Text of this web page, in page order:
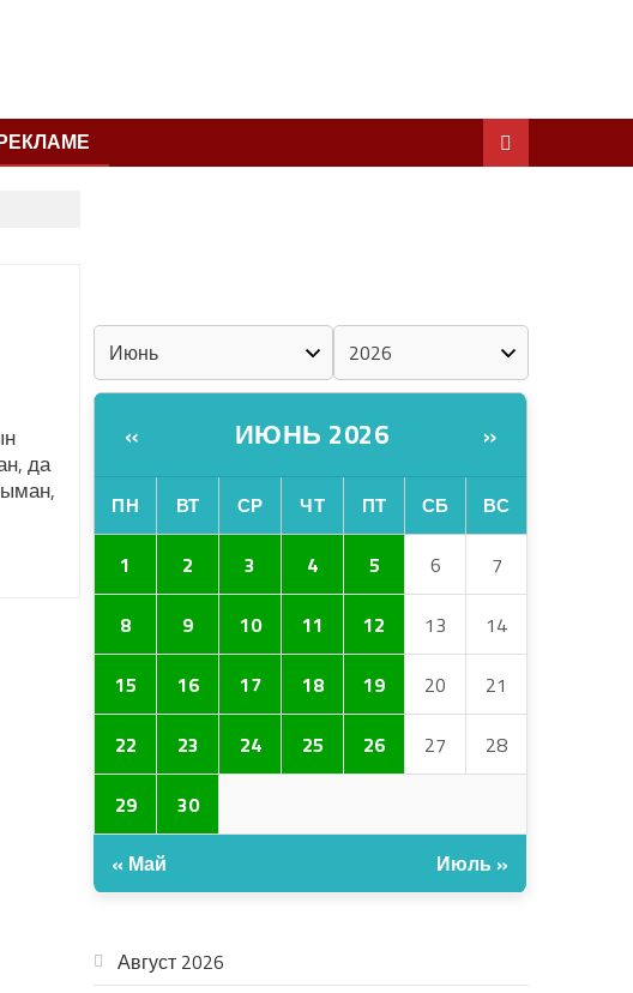
да
« ИЮНЬ 2026 »
ПН ВТ СР ЧТ ПТ СБ ВС
1 2 3 4 5 6 7
8 9 10 11 12 13 14
15 16 17 18 19 20 21
22 23 24 25 26 27 28
29 30
« Май Июль »
Август 2026